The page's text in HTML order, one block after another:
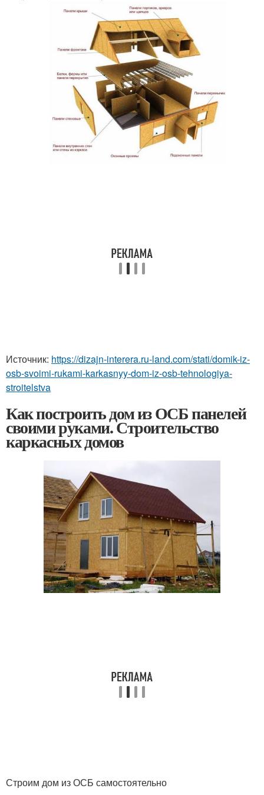
Источник: https://dizajn-interera.ru-land.com/stati/domik-iz-
osb-svoimi-rukami-karkasnyy-dom-iz-osb-tehnologiya-
stroitelstva
Как построить дом из ОСБ панелей
своими руками. Строительство
каркасных домов
Строим дом из ОСБ самостоятельно